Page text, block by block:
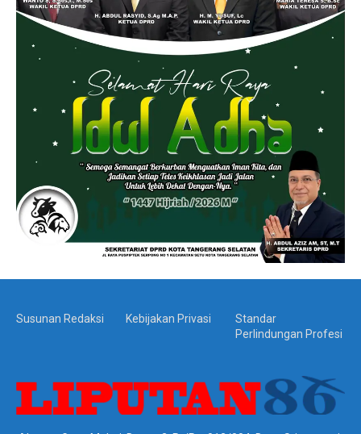
Susunan Redaksi Kebijakan Privasi
Standar
Perlindungan Profesi